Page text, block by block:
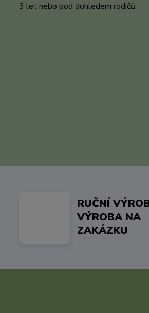
3 let nebo pod dohledem rodičů.
RUČNÍ
VÝROBA NA
ZAKÁZKU